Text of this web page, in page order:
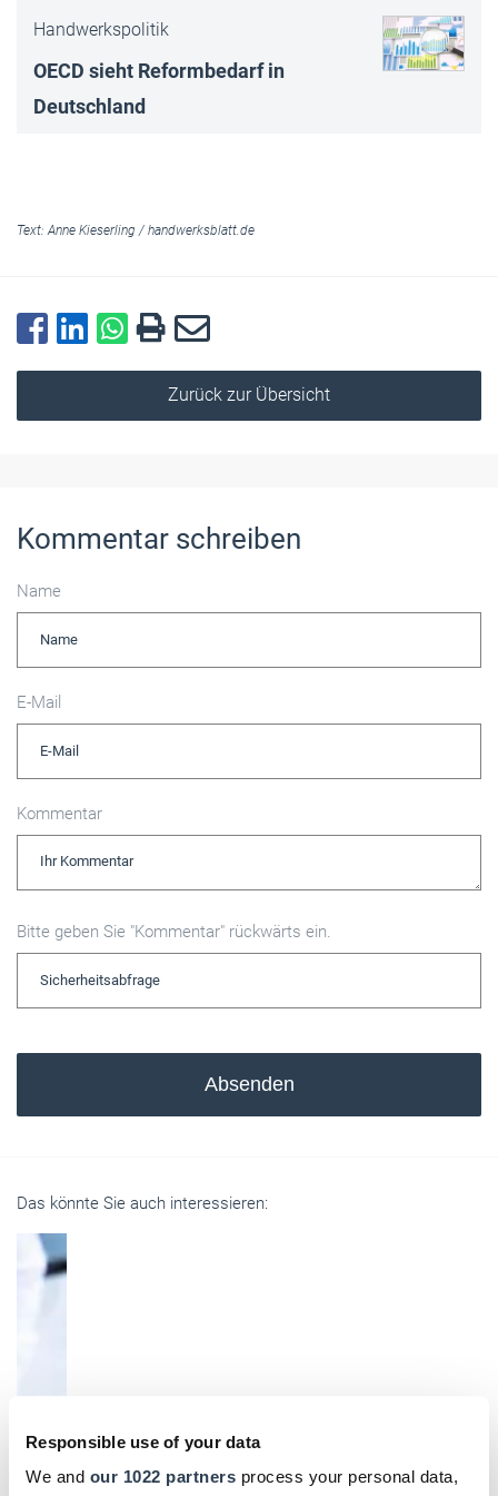
Responsible use of your data
We and our 1022 partners process your personal data,
Handwerkspolitik
OECD sieht Reformbedarf in
Deutschland
Text: Anne Kieserling / handwerksblatt.de
Zurück zur Übersicht
Kommentar schreiben
Name
E-Mail
Kommentar
Bitte geben Sie "Kommentar" rückwärts ein.
Absenden
Das könnte Sie auch interessieren: